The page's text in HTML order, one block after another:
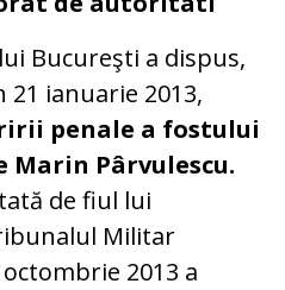
Bucureşti a dispus,
ianuarie 2013,
penale a fostului
Pârvulescu.
de fiul lui
Militar
2013 a